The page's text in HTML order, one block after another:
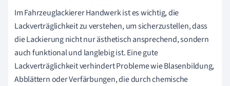
Im Fahrzeuglackierer Handwerk ist es wichtig, die
Lackverträglichkeit zu verstehen, um sicherzustellen, dass
die Lackierung nicht nur ästhetisch ansprechend, sondern
auch funktional und langlebig ist. Eine gute
Lackverträglichkeit verhindert Probleme wie Blasenbildung,
Abblättern oder Verfärbungen, die durch chemische